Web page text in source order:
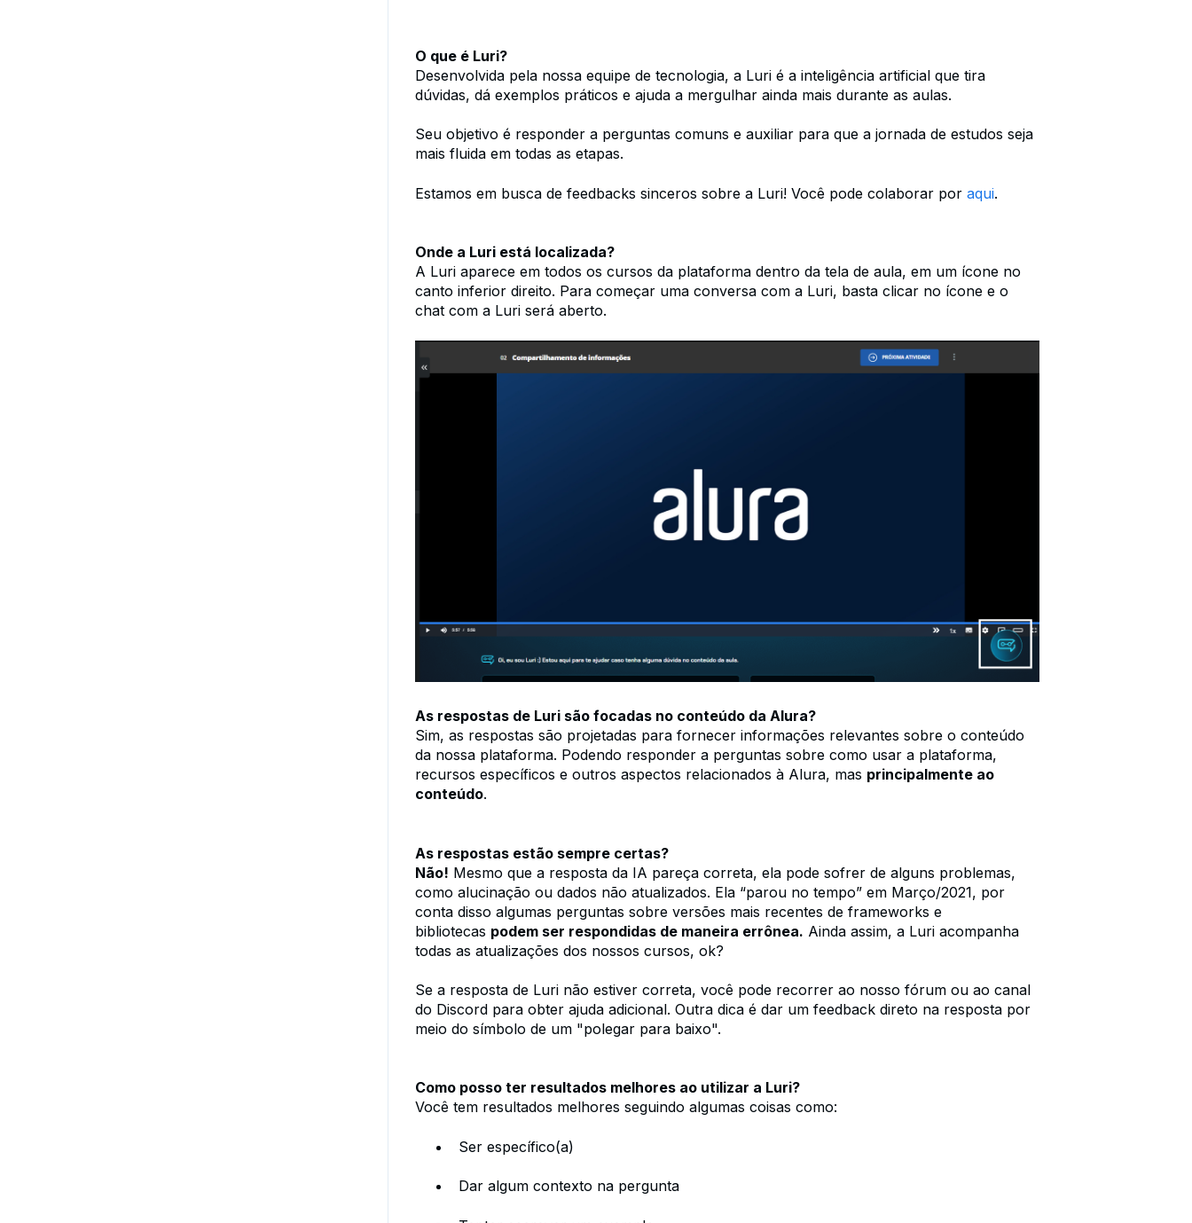
O que é Luri?
Desenvolvida pela nossa equipe de tecnologia, a Luri é a inteligência artificial que tira
dúvidas, dá exemplos práticos e ajuda a mergulhar ainda mais durante as aulas.
Seu objetivo é responder a perguntas comuns e auxiliar para que a jornada de estudos seja
mais fluida em todas as etapas.
Estamos em busca de feedbacks sinceros sobre a Luri! Você pode colaborar por aqui.
Onde a Luri está localizada?
A Luri aparece em todos os cursos da plataforma dentro da tela de aula, em um ícone no
canto inferior direito. Para começar uma conversa com a Luri, basta clicar no ícone e o
chat com a Luri será aberto.
As respostas de Luri são focadas no conteúdo da Alura?
Sim, as respostas são projetadas para fornecer informações relevantes sobre o conteúdo
da nossa plataforma. Podendo responder a perguntas sobre como usar a plataforma,
recursos específicos e outros aspectos relacionados à Alura, mas principalmente ao
conteúdo.
As respostas estão sempre certas?
Não! Mesmo que a resposta da IA pareça correta, ela pode sofrer de alguns problemas,
como alucinação ou dados não atualizados. Ela “parou no tempo” em Março/2021, por
conta disso algumas perguntas sobre versões mais recentes de frameworks e
bibliotecas podem ser respondidas de maneira errônea. Ainda assim, a Luri acompanha
todas as atualizações dos nossos cursos, ok?
Se a resposta de Luri não estiver correta, você pode recorrer ao nosso fórum ou ao canal
do Discord para obter ajuda adicional. Outra dica é dar um feedback direto na resposta por
meio do símbolo de um "polegar para baixo".
Como posso ter resultados melhores ao utilizar a Luri?
Você tem resultados melhores seguindo algumas coisas como:
Ser específico(a)
Dar algum contexto na pergunta